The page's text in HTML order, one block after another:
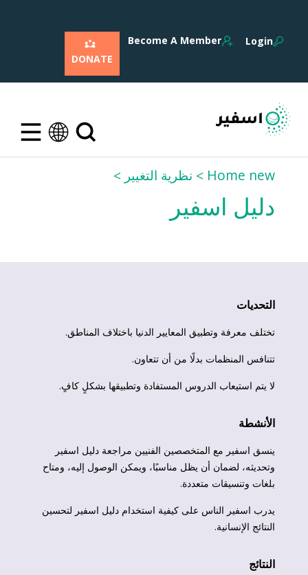
Login
Become A Member
DONATE
Home new نظرية التغيير
دليل اسفير
التحديات
تختلف معرفة وتطبيق المعايير الدنيا باختلاف المناطق.
تتنافس المنظمات بدلًا من أن تتعاون.
لا يتم استيعاب الدروس المستفادة وتطبيقها بشكلٍ كافٍ.
الأنشطة
ينسق اسفير مع المتخصصين الفنيين مراجعة دليل اسفير
وتحديثه، لضمان أن يظل مناسبًا، ويمكن الوصول إليه، ومتاح
بلغات وتنسيقات متعددة.
يدرب اسفير الناس على كيفية استخدام دليل اسفير لتحسين
النتائج الإنسانية.
النتائج